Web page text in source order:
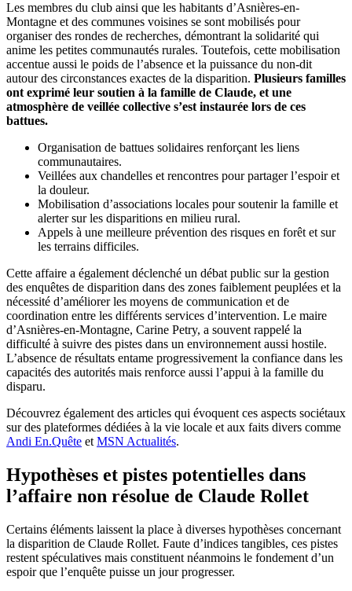
Les membres du club ainsi que les habitants d’Asnières-en-
Montagne et des communes voisines se sont mobilisés pour
organiser des rondes de recherches, démontrant la solidarité qui
anime les petites communautés rurales. Toutefois, cette mobilisation
accentue aussi le poids de l’absence et la puissance du non-dit
autour des circonstances exactes de la disparition. Plusieurs familles
ont exprimé leur soutien à la famille de Claude, et une
atmosphère de veillée collective s’est instaurée lors de ces
battues.
Organisation de battues solidaires renforçant les liens
communautaires.
Veillées aux chandelles et rencontres pour partager l’espoir et
la douleur.
Mobilisation d’associations locales pour soutenir la famille et
alerter sur les disparitions en milieu rural.
Appels à une meilleure prévention des risques en forêt et sur
les terrains difficiles.
Cette affaire a également déclenché un débat public sur la gestion
des enquêtes de disparition dans des zones faiblement peuplées et la
nécessité d’améliorer les moyens de communication et de
coordination entre les différents services d’intervention. Le maire
d’Asnières-en-Montagne, Carine Petry, a souvent rappelé la
difficulté à suivre des pistes dans un environnement aussi hostile.
L’absence de résultats entame progressivement la confiance dans les
capacités des autorités mais renforce aussi l’appui à la famille du
disparu.
Découvrez également des articles qui évoquent ces aspects sociétaux
sur des plateformes dédiées à la vie locale et aux faits divers comme
Andi En.Quête et MSN Actualités.
Hypothèses et pistes potentielles dans
l’affaire non résolue de Claude Rollet
Certains éléments laissent la place à diverses hypothèses concernant
la disparition de Claude Rollet. Faute d’indices tangibles, ces pistes
restent spéculatives mais constituent néanmoins le fondement d’un
espoir que l’enquête puisse un jour progresser.